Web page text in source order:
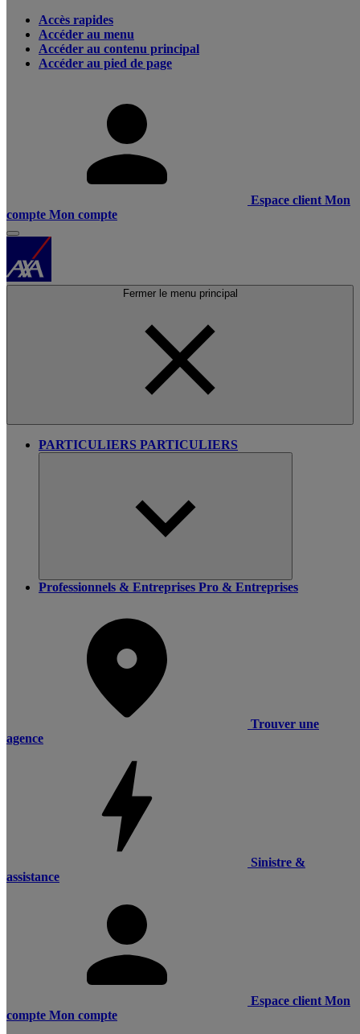
Accès rapides
Accéder au menu
Accéder au contenu principal
Accéder au pied de page
Espace client Mon
compte Mon compte
Fermer le menu principal
PARTICULIERS PARTICULIERS
Professionnels & Entreprises Pro & Entreprises
Trouver une
agence
Sinistre &
assistance
Espace client Mon
compte Mon compte